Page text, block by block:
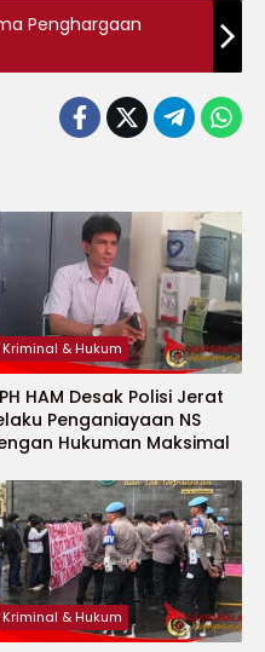
Penghargaan
Kriminal & Hukum
HAM Desak Polisi Jerat
Penganiayaan NS
Hukuman Maksimal
Kriminal & Hukum